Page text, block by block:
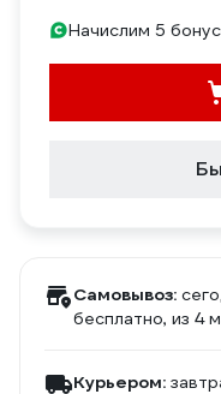
Начислим 5
Самовывоз:
бесплатно, из 4
Курьером: